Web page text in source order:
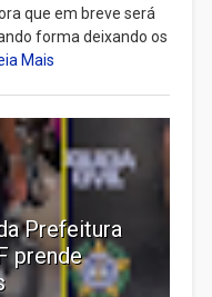
que em breve será
forma deixando os
Mais
Prefeitura
prende